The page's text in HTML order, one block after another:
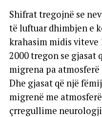
Shifrat tregojnë se
të luftuar dhimbjen e
krahasim midis
2000 tregon se gjasat
migrena pa
Dhe gjasat që një
migrenë me
çrregullime